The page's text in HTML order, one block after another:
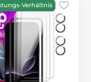
Verhältnis